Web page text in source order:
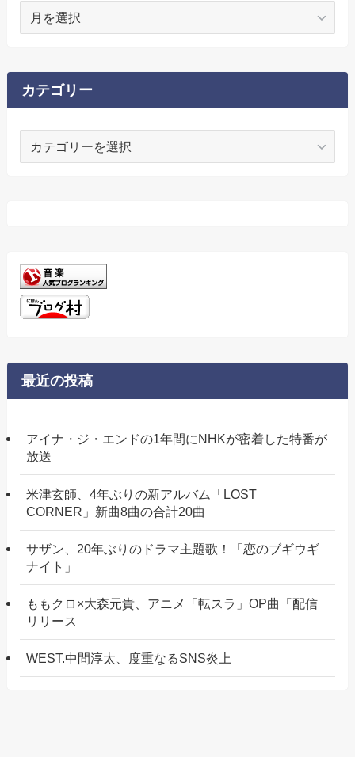
イ
ブ
カテゴリー
最近の投稿
アイナ・ジ・エンドの1年間にNHKが密着した特番が
放送
米津玄師、4年ぶりの新アルバム「LOST
CORNER」新曲8曲の合計20曲
サザン、20年ぶりのドラマ主題歌！「恋のブギウギ
ナイト」
ももクロ×大森元貴、アニメ「転スラ」OP曲「配信
リリース
WEST.中間淳太、度重なるSNS炎上